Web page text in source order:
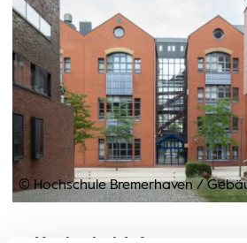
© Hochschule Bremerhaven /